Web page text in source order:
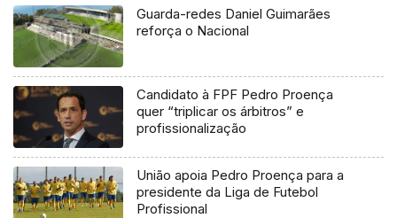
Guarda-redes Daniel Guimarães
reforça o Nacional
Candidato à FPF Pedro Proença
quer “triplicar os árbitros” e
profissionalização
União apoia Pedro Proença para a
presidente da Liga de Futebol
Profissional